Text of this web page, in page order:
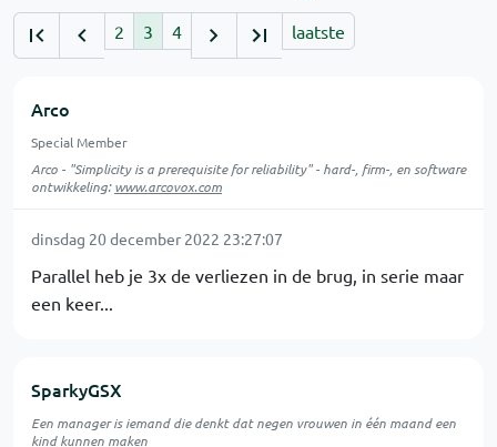
2 3 4 laatste
Arco
Special Member
Arco - "Simplicity is a prerequisite for reliability" - hard-, firm-, en software
ontwikkeling:www.arcovox.com
dinsdag 20 december 2022 23:27:07
Parallel heb je 3x de verliezen in de brug, in serie maar
een keer...
SparkyGSX
Een manager is iemand die denkt dat negen vrouwen in één maand een
kind kunnen maken